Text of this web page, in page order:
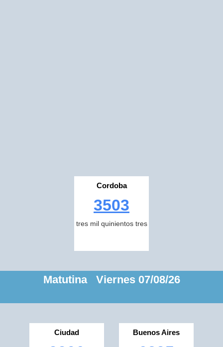
Cordoba
3503
tres mil quinientos tres
Matutina Viernes 07/08/26
Ciudad Buenos Aires